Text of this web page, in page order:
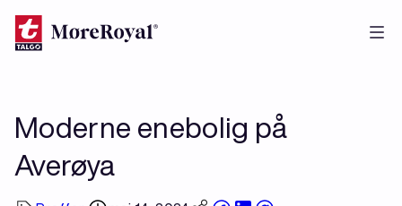
Hopp
Moderne enebolig på
Averøya